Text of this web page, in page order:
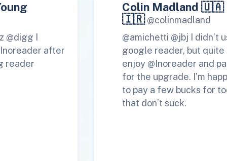
@digg I
after
reader
Colin Madland 🇺🇦
🇮🇷@colinmadland
@amichetti @jbj I didn’t
google reader, but quite
enjoy @Inoreader and
for the upgrade. I’m
to pay a few bucks for
that don’t suck.